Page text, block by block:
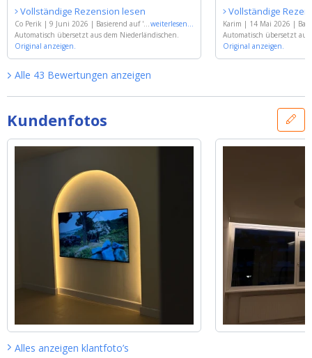
Vollständige Rezension lesen
Co Perik | 9 Juni 2026 | Basierend auf'4
Meter Dual White LED Streifen komplett
es Set - Basic 240 LEDs
weiterlesen...
Automatisch übersetzt aus dem Niederländischen.
Original anzeigen.
Vollständige
Karim | 14 Mai 2026 |
eter Dual White LED
Set - Basic 420 LEDs
Automatisch übersetzt
Original anzeigen.
Alle 43 Bewertungen anzeigen
Kundenfotos
Alles anzeigen klantfoto’s